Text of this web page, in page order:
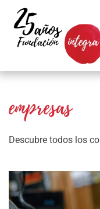
Skip to main content
empresas
Descubre todos los